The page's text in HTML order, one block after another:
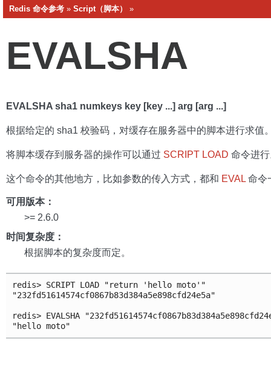
Redis 命令参考 » Script（脚本） »
EVALSHA
EVALSHA sha1 numkeys key [key ...] arg [arg ...]
根据给定的 sha1 校验码，对缓存在服务器中的脚本进行求值
将脚本缓存到服务器的操作可以通过 SCRIPT LOAD 命令进
这个命令的其他地方，比如参数的传入方式，都和 EVAL 命令
可用版本：
>= 2.6.0
时间复杂度：
根据脚本的复杂度而定。
redis> SCRIPT LOAD "return 'hello moto'"
"232fd51614574cf0867b83d384a5e898cfd24e5a"
redis> EVALSHA